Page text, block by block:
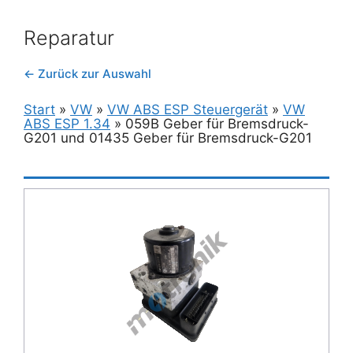
Reparatur
← Zurück zur Auswahl
Start » VW » VW ABS ESP Steuergerät » VW
ABS ESP 1.34 » 059B Geber für Bremsdruck-
G201 und 01435 Geber für Bremsdruck-G201